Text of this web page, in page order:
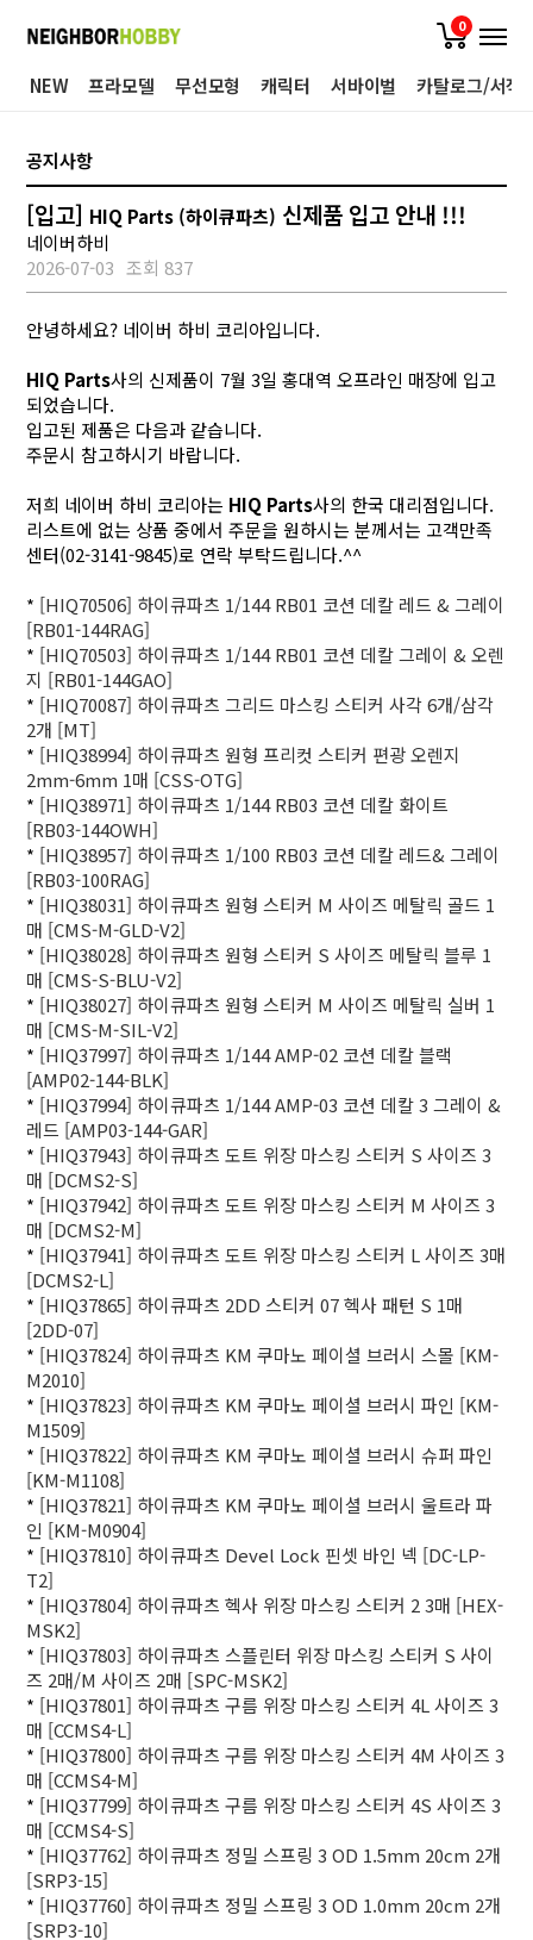
0
NEW 프라모델 무선모형 캐릭터 서바이벌 카탈로그/서적
공지사항
[입고] HIQ Parts (하이큐파츠) 신제품 입고 안내 !!!
네이버하비
2026-07-03 조회 837
안녕하세요? 네이버 하비 코리아입니다.
HIQ Parts사의 신제품이 7월 3일 홍대역 오프라인 매장에 입고
되었습니다.
입고된 제품은 다음과 같습니다.
주문시 참고하시기 바랍니다.
저희 네이버 하비 코리아는 HIQ Parts사의 한국 대리점입니다.
리스트에 없는 상품 중에서 주문을 원하시는 분께서는 고객만족
센터(02-3141-9845)로 연락 부탁드립니다.^^
* [HIQ70506] 하이큐파츠 1/144 RB01 코션 데칼 레드 & 그레이
[RB01-144RAG]
* [HIQ70503] 하이큐파츠 1/144 RB01 코션 데칼 그레이 & 오렌
지 [RB01-144GAO]
* [HIQ70087] 하이큐파츠 그리드 마스킹 스티커 사각 6개/삼각
2개 [MT]
* [HIQ38994] 하이큐파츠 원형 프리컷 스티커 편광 오렌지
2mm-6mm 1매 [CSS-OTG]
* [HIQ38971] 하이큐파츠 1/144 RB03 코션 데칼 화이트
[RB03-144OWH]
* [HIQ38957] 하이큐파츠 1/100 RB03 코션 데칼 레드& 그레이
[RB03-100RAG]
* [HIQ38031] 하이큐파츠 원형 스티커 M 사이즈 메탈릭 골드 1
매 [CMS-M-GLD-V2]
* [HIQ38028] 하이큐파츠 원형 스티커 S 사이즈 메탈릭 블루 1
매 [CMS-S-BLU-V2]
* [HIQ38027] 하이큐파츠 원형 스티커 M 사이즈 메탈릭 실버 1
매 [CMS-M-SIL-V2]
* [HIQ37997] 하이큐파츠 1/144 AMP-02 코션 데칼 블랙
[AMP02-144-BLK]
* [HIQ37994] 하이큐파츠 1/144 AMP-03 코션 데칼 3 그레이 &
레드 [AMP03-144-GAR]
* [HIQ37943] 하이큐파츠 도트 위장 마스킹 스티커 S 사이즈 3
매 [DCMS2-S]
* [HIQ37942] 하이큐파츠 도트 위장 마스킹 스티커 M 사이즈 3
매 [DCMS2-M]
* [HIQ37941] 하이큐파츠 도트 위장 마스킹 스티커 L 사이즈 3매
[DCMS2-L]
* [HIQ37865] 하이큐파츠 2DD 스티커 07 헥사 패턴 S 1매
[2DD-07]
* [HIQ37824] 하이큐파츠 KM 쿠마노 페이셜 브러시 스몰 [KM-
M2010]
* [HIQ37823] 하이큐파츠 KM 쿠마노 페이셜 브러시 파인 [KM-
M1509]
* [HIQ37822] 하이큐파츠 KM 쿠마노 페이셜 브러시 슈퍼 파인
[KM-M1108]
* [HIQ37821] 하이큐파츠 KM 쿠마노 페이셜 브러시 울트라 파
인 [KM-M0904]
* [HIQ37810] 하이큐파츠 Devel Lock 핀셋 바인 넥 [DC-LP-
T2]
* [HIQ37804] 하이큐파츠 헥사 위장 마스킹 스티커 2 3매 [HEX-
MSK2]
* [HIQ37803] 하이큐파츠 스플린터 위장 마스킹 스티커 S 사이
즈 2매/M 사이즈 2매 [SPC-MSK2]
* [HIQ37801] 하이큐파츠 구름 위장 마스킹 스티커 4L 사이즈 3
매 [CCMS4-L]
* [HIQ37800] 하이큐파츠 구름 위장 마스킹 스티커 4M 사이즈 3
매 [CCMS4-M]
* [HIQ37799] 하이큐파츠 구름 위장 마스킹 스티커 4S 사이즈 3
매 [CCMS4-S]
* [HIQ37762] 하이큐파츠 정밀 스프링 3 OD 1.5mm 20cm 2개
[SRP3-15]
* [HIQ37760] 하이큐파츠 정밀 스프링 3 OD 1.0mm 20cm 2개
[SRP3-10]